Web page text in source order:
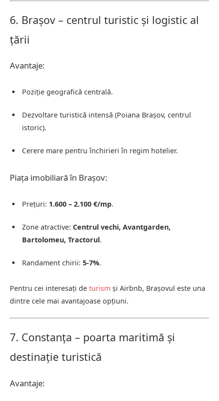
6. Brașov – centrul turistic și logistic al
țării
Avantaje:
Poziție geografică centrală.
Dezvoltare turistică intensă (Poiana Brașov, centrul
istoric).
Cerere mare pentru închirieri în regim hotelier.
Piața imobiliară în Brașov:
Prețuri: 1.600 – 2.100 €/mp.
Zone atractive: Centrul vechi, Avantgarden,
Bartolomeu, Tractorul.
Randament chirii: 5-7%.
Pentru cei interesați de turism și Airbnb, Brașovul este una
dintre cele mai avantajoase opțiuni.
7. Constanța – poarta maritimă și
destinație turistică
Avantaje: